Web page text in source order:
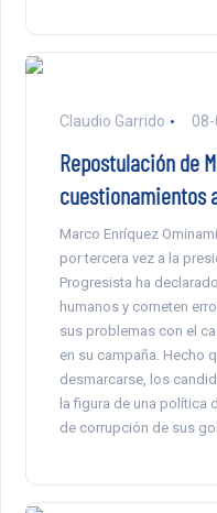
Claudio Garrido
Repostulación de
cuestionamientos
Marco Enríquez
por tercera vez a la
Progresista ha
humanos y cometen
sus problemas con el
en su campaña. Hecho
desmarcarse, los
la figura de una política
de corrupción de sus